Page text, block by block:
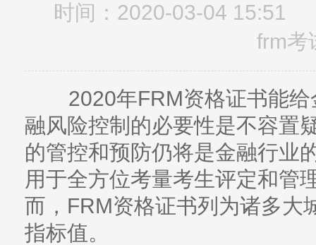
时间：2020-03-04 15:51
frm考
2020年FRM资格证书能给
融风险控制的必要性是不容置
的管控和预防仍将是金融行业
用于全方位考量考生评定和管
而，FRM资格证书列为诸多大
指标值。